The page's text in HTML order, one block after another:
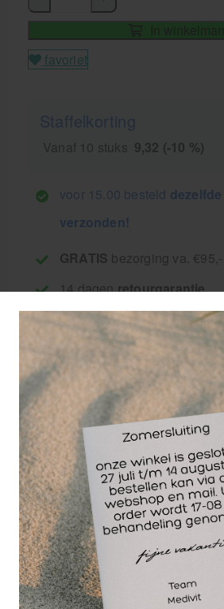
In
favoriet
Staffelkorting
Vanaf 10 stuks 9,32 (-10 %)
voor 15.00 besteld
verzonden!
GRATIS bezorging va.
14 dagenretourgarantie
30 jaardé paramedisch
Seirin J-Type 0,25 x 40 mm Dry
worden geleverd in een tube en
needling.
De Dry Needle naalden zijn
chirurgisch roestvrij staal en
midden van de tube zodat ze
te positioneren zijn. De
zorgt ervoor dat de naald ook